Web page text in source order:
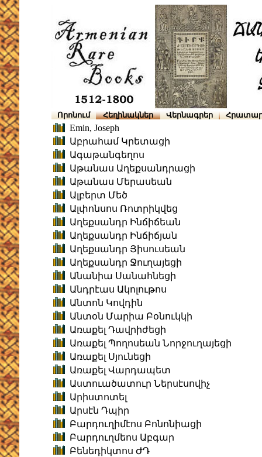
Որոնում Հեղինակներ Վերնագրեր
Emin, Joseph
Աբրահամ Կրետացի
Ագաթանգեղոս
Աթանաս Աղեքսանդրացի
Աթանաս Մերասեան
Ալբերտ Մեծ
Ալփոնսոս Ռոտրիկվեց
Աղեքսանդր Ինճիճեան
Աղեքսանդր Ինճիճյան
Աղեքսանդր Յիսուսեան
Աղեքսանդր Ջուղայեցի
Անանիա Սանահնեցի
Անդրէաս Ակոլութոս
Անտոն Կովդին
Անտօն Մարիա Բօնուկկի
Առաքել Դավրիժեցի
Առաքել Պողոսեան Նորջուղայեցի
Առաքել Սյունեցի
Առաքել Վարդապետ
Աստուածատուր Ներսէսովիչ
Արիստոտել
Արսէն Դպիր
Բարդուղիմէոս Բոնոնիացի
Բարդուղմեոս Աբգար
Բենեդիկտոս ԺԴ